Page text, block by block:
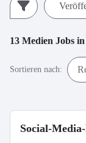
13 Medien Jobs in
Sortieren nach:
Social-